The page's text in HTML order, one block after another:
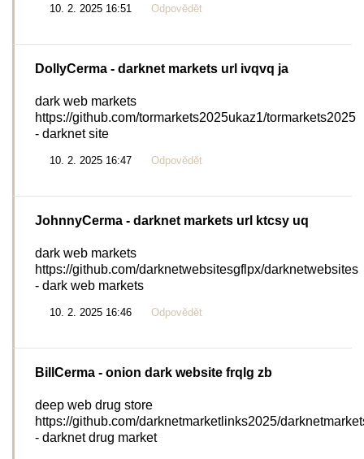
10. 2. 2025 16:51 Odpovědět
DollyCerma - darknet markets url ivqvq ja
dark web markets
https://github.com/tormarkets2025ukaz1/tormarkets2025
- darknet site
10. 2. 2025 16:47 Odpovědět
JohnnyCerma - darknet markets url ktcsy uq
dark web markets
https://github.com/darknetwebsitesgflpx/darknetwebsites
- dark web markets
10. 2. 2025 16:46 Odpovědět
BillCerma - onion dark website frqlg zb
deep web drug store
https://github.com/darknetmarketlinks2025/
- darknet drug market